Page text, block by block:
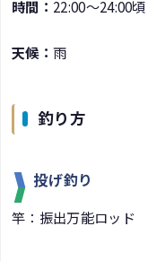
時間： 22:00～24:00頃
天候： 雨
釣り方
投げ釣り
竿：振出万能ロッド